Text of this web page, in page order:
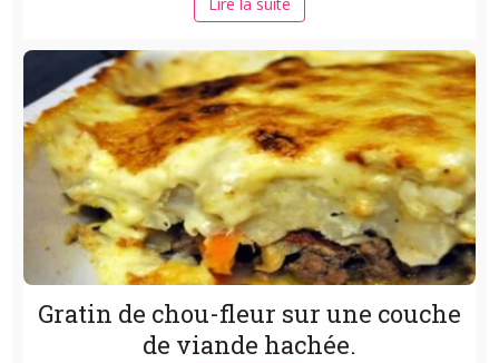
Gratin de chou-fleur sur une couche
de viande hachée.